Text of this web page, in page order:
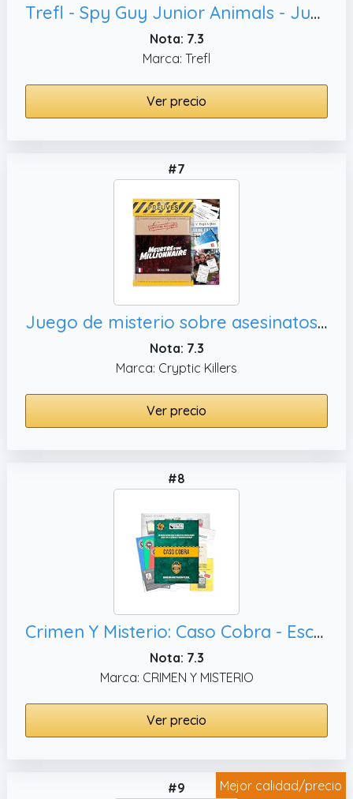
Trefl - Spy Guy Junior Animals - Juego cooperativo de Detectives para pequeños Jugadores, para niños a Partir de 3 años
Nota: 7.3
Marca: Trefl
Ver precio
#7
Juego de misterio sobre asesinatos Sin resolver - Investigación de Casos No Resueltos Índices/evidencia de los inspectores - Esclarecimiento del Crimen - Asesinato de un millonario
Nota: 7.3
Marca: Cryptic Killers
Ver precio
#8
Crimen Y Misterio: Caso Cobra - Escape Room en casa Adultos. Juego de Mesa de Detectives. Investigación policial Realista de la Escena del Crimen. 1 a 6 Jugadores. Español. Edición Premium.
Nota: 7.3
Marca: CRIMEN Y MISTERIO
Ver precio
Mejor calidad/precio
#9